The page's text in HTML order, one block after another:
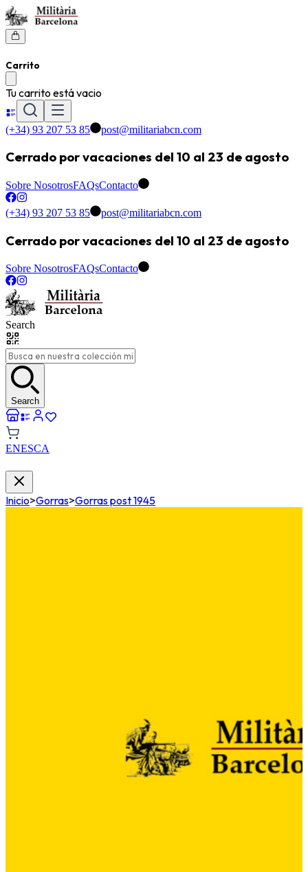
Carrito
Tu carrito está vacio
(+34) 93 207 53 85 post@militariabcn.com
Cerrado por vacaciones del 10 al 23 de agosto
Sobre NosotrosFAQsContacto
(+34) 93 207 53 85 post@militariabcn.com
Cerrado por vacaciones del 10 al 23 de agosto
Sobre NosotrosFAQsContacto
Search
Search
ENESCA
Inicio>Gorras>Gorras post 1945